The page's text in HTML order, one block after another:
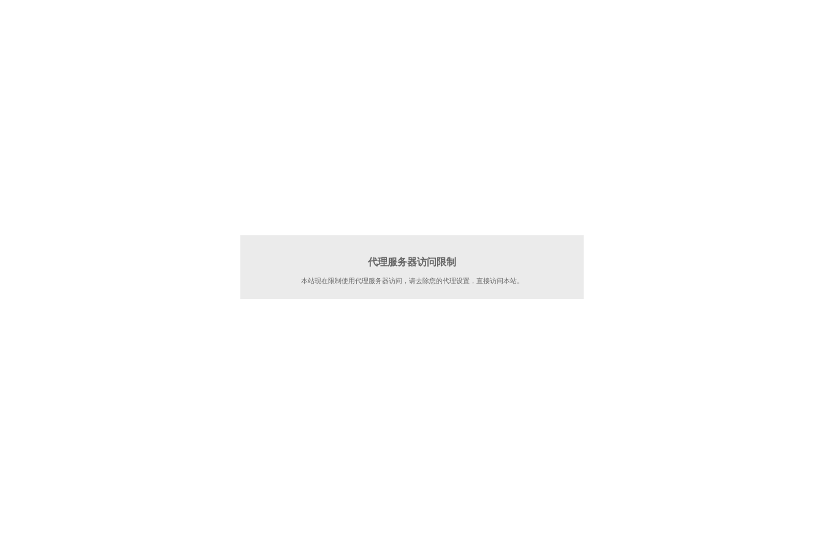
代理服务器访问限制
本站现在限制使用代理服务器访问，请去除您的代理设置，直接访问本站。